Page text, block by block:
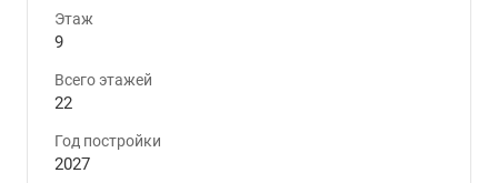
Этаж
9
Всего этажей
22
Год постройки
2027